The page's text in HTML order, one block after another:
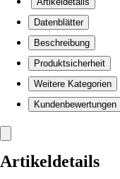
Datenblätter
Beschreibung
Produktsicherheit
Weitere Kategorien
Kundenbewertungen
Artikeldetails